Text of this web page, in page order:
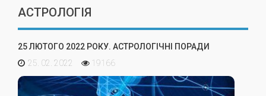
АСТРОЛОГІЯ
25 ЛЮТОГО 2022 РОКУ. АСТРОЛОГІЧНІ ПОРАДИ
25. 02. 2022
19166